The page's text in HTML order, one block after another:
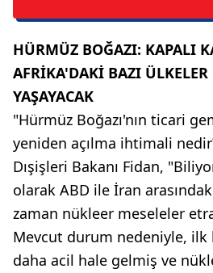
HÜRMÜZ BOĞAZI: KAPALI
AFRİKA'DAKİ BAZI
YAŞAYACAK
"Hürmüz Boğazı'nın ticari
yeniden açılma ihtimali
Dışişleri Bakanı Fidan,
olarak ABD ile İran
zaman nükleer meseleler
Mevcut durum nedeniyle, ilk
daha acil hale gelmiş ve